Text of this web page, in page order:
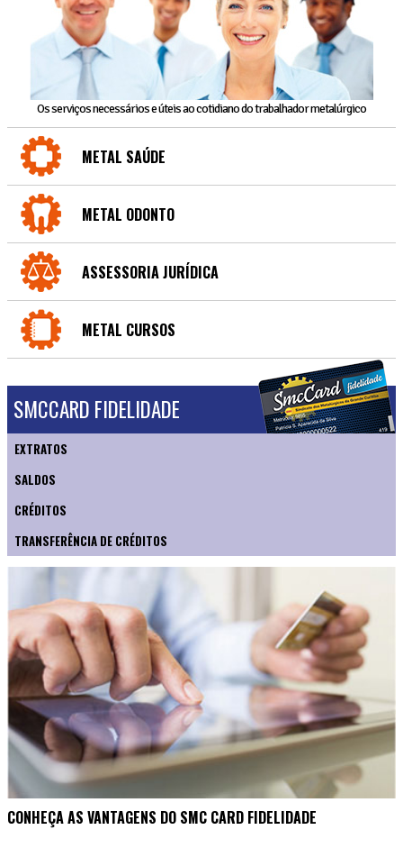
Os serviços necessários e úteis ao cotidiano do trabalhador metalúrgico
METAL SAÚDE
METAL ODONTO
ASSESSORIA JURÍDICA
METAL CURSOS
SMCCARD FIDELIDADE
EXTRATOS
SALDOS
CRÉDITOS
TRANSFERÊNCIA DE CRÉDITOS
CONHEÇA AS VANTAGENS DO SMC CARD FIDELIDADE